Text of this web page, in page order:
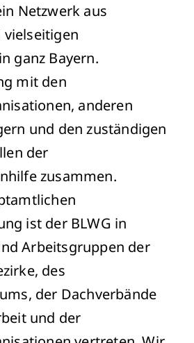
Netzwerk aus
ganz Bayern.
mit den
anderen
und den zuständigen
der
zusammen.
ist der BLWG in
Arbeitsgruppen der
des
der Dachverbände
und der